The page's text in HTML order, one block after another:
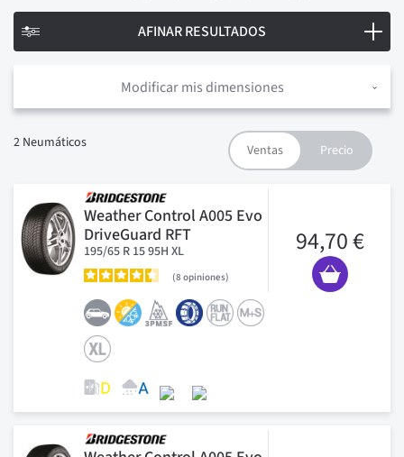
Modificar mis dimensiones
2 Neumáticos
Weather Control A005 Evo
DriveGuard RFT
195/65 R 15 95H XL
8 opiniones
94,70 €
AFINAR RESULTADOS